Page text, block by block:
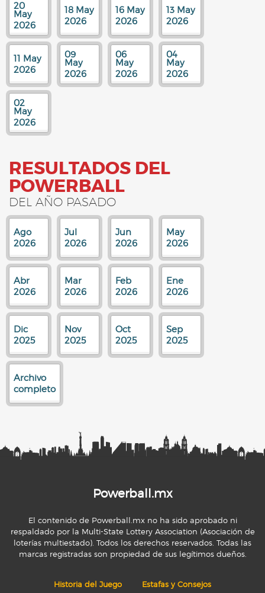
20
May
2026
18 May
2026
16 May
2026
13 May
2026
11 May
2026
09
May
2026
06
May
2026
04
May
2026
02
May
2026
RESULTADOS DEL
POWERBALL
DEL AÑO PASADO
Ago
2026
Jul
2026
Jun
2026
May
2026
Abr
2026
Mar
2026
Feb
2026
Ene
2026
Dic
2025
Nov
2025
Oct
2025
Sep
2025
Archivo
completo
Powerball.mx
El contenido de Powerball.mx no ha sido aprobado ni
respaldado por la Multi-State Lottery Association (Asociación de
loterías multiestado). Todos los derechos reservados. Todas las
marcas registradas son propiedad de sus legítimos dueños.
Historia del Juego Estafas y Consejos